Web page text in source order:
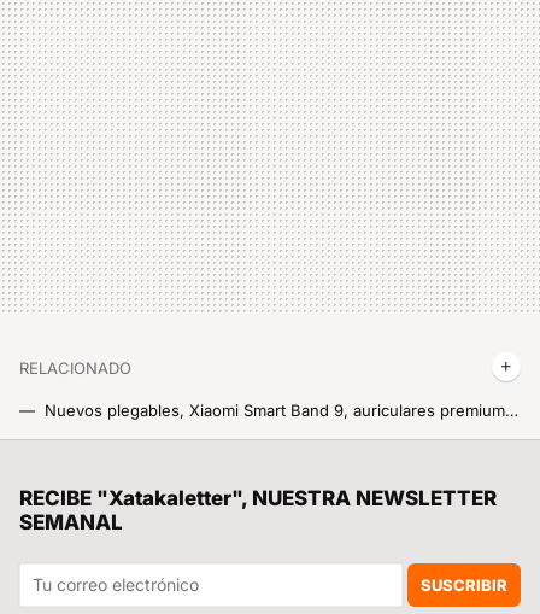
RELACIONADO
Nuevos plegables, Xiaomi Smart Band 9, auriculares premium y mucho más: Xiaomi ya calienta motores para su presentación más importante del año
¡Larga vida a los palos selfie! Xiaomi se resiste a decirles adiós y acaba de lanzar uno que es mejor que mi trípode profesional
RECIBE "Xatakaletter", NUESTRA NEWSLETTER
SEMANAL
SUSCRIBIR